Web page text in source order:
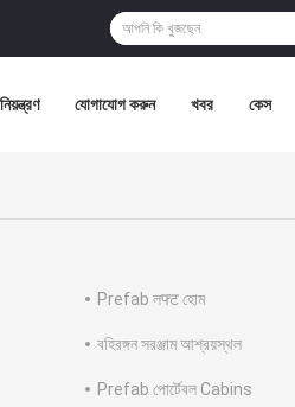
যোগাযোগ করুন খবর কেস
Prefab লफ्ट হোম
বহিরঙ্গন সরঞ্জাম আশ্রয়স্থল
Prefab পোর্টেবল Cabins